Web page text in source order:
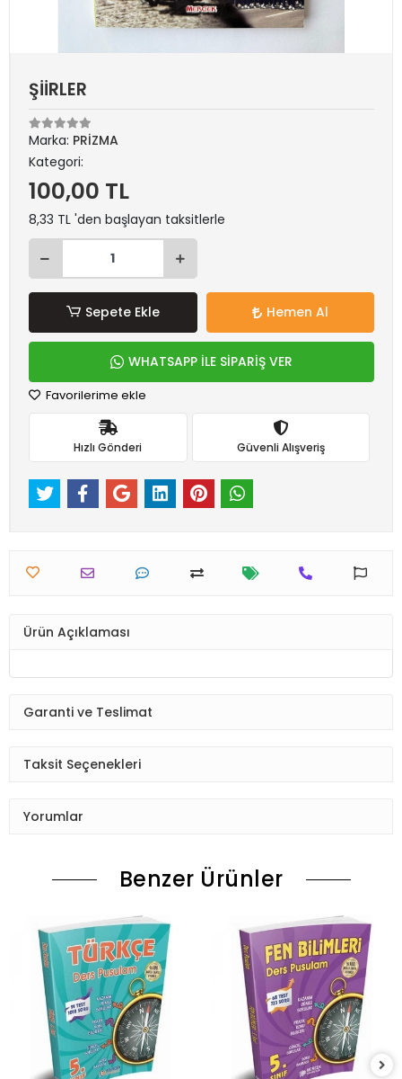
ŞİİRLER
Marka: PRİZMA
Kategori:
100,00 TL
8,33 TL 'den başlayan taksitlerle
Sepete Ekle Hemen Al
WHATSAPP İLE SİPARİŞ VER
Favorilerime ekle
Hızlı Gönderi Güvenli Alışveriş
Ürün Açıklaması
Garanti ve Teslimat
Taksit Seçenekleri
Yorumlar
Benzer Ürünler